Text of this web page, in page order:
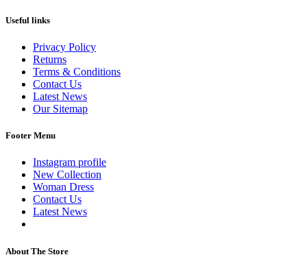
Useful links
Privacy Policy
Returns
Terms & Conditions
Contact Us
Latest News
Our Sitemap
Footer Menu
Instagram profile
New Collection
Woman Dress
Contact Us
Latest News
About The Store